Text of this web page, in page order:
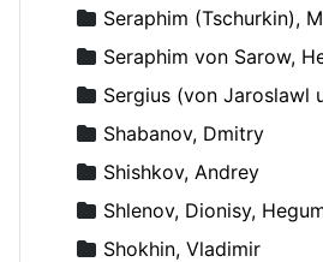
Seraphim (Tschurkin),
Seraphim von Sarow,
Sergius (von Jaroslawl
Shabanov, Dmitry
Shishkov, Andrey
Shlenov, Dionisy,
Shokhin, Vladimir